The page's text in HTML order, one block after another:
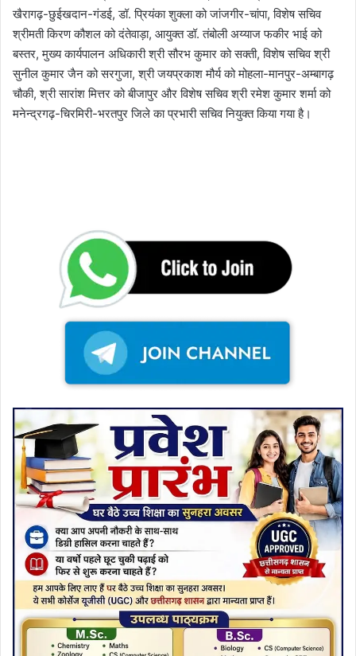
खैरागढ़-छुईखदान-गंडई, डॉ. प्रियंका शुक्ला को जांजगीर-चांपा, विशेष सचिव
श्रीमती किरण कौशल को दंतेवाड़ा, आयुक्त डॉ. तंबोली अय्याज फकीर भाई को
बस्तर, मुख्य कार्यपालन अधिकारी श्री सौरभ कुमार को सक्ती, विशेष सचिव श्री
सुनील कुमार जैन को सरगुजा, श्री जयप्रकाश मौर्य को मोहला-मानपुर-अम्बागढ़
चौकी, श्री सारांश मित्तर को बीजापुर और विशेष सचिव श्री रमेश कुमार शर्मा को
मनेन्द्रगढ़-चिरमिरी-भरतपुर जिले का प्रभारी सचिव नियुक्त किया गया है।